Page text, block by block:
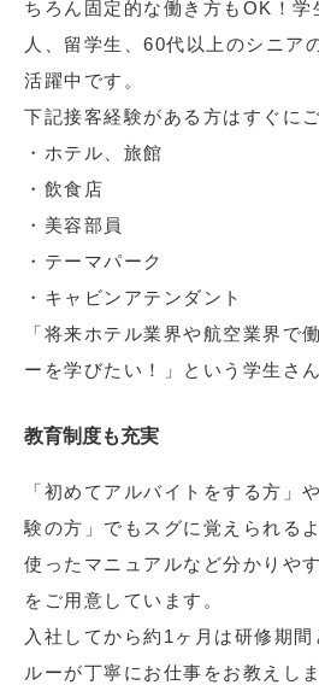
ちろん固定的な働き方もOK！
人、留学生、60代以上のシニア
活躍中です。
下記接客経験がある方はすぐに
・ホテル、旅館
・飲食店
・美容部員
・テーマパーク
・キャビンアテンダント
「将来ホテル業界や航空業界で
ーを学びたい！」という学生さ
教育制度も充実
「初めてアルバイトをする方」
験の方」でもスグに覚えられる
使ったマニュアルなど分かりや
をご用意しています。
入社してから約1ヶ月は研修期
ルーが丁寧にお仕事をお教えし